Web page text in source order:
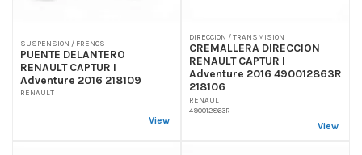
SUSPENSION / FRENOS
PUENTE DELANTERO
RENAULT CAPTUR I
Adventure 2016 218109
RENAULT
View
DIRECCION / TRANSMISION
CREMALLERA DIRECCION
RENAULT CAPTUR I
Adventure 2016 490012863R
218106
RENAULT
490012863R
View